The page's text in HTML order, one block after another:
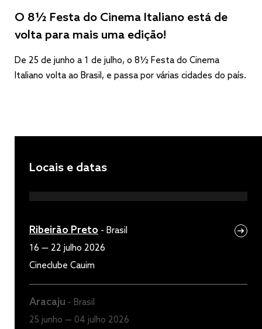
O 8½ Festa do Cinema Italiano está de
volta para mais uma edição!
De 25 de junho a 1 de julho, o 8½ Festa do Cinema
Italiano volta ao Brasil, e passa por várias cidades do país.
Locais e datas
Ribeirão Preto - Brasil
16 — 22 julho 2026
Cineclube Cauim
Aracaju - Brasil
25 junho — 04 julho 2026